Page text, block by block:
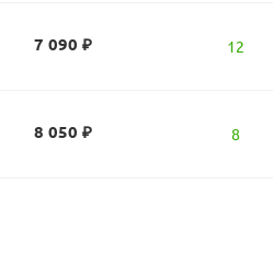
7 090 ₽ 12
8 050 ₽ 8